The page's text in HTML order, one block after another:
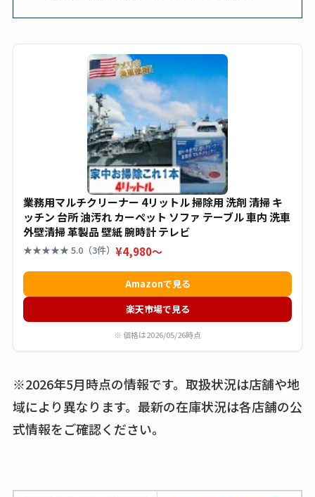
トラが廃盤？なぜ？
復刻はある？ウルト
ラカパーは品切れ？
売ってる場所調査
キーピング販売終了
理由はなぜ？売って
ない？売ってる場所
は？代わりの代用品
も調査
クランベリージュー
は？おすすめや効果
も調査
業務用マルチクリーナー 4リットル 掃除用 洗剤 清掃 キ
ッチン 台所 油汚れ カーペット ソファ テーブル 車内 洗車
外壁清掃 革製品 壁紙 腕時計 テレビ
★★★★★ 5.0（3件） ¥4,980〜
Amazonで見る
楽天市場で見る
※ 価格は2026/05/26時点
※2026年5月時点の情報です。取扱状況は店舗や地
域により異なります。最新の在庫状況は各店舗の公
式情報をご確認ください。